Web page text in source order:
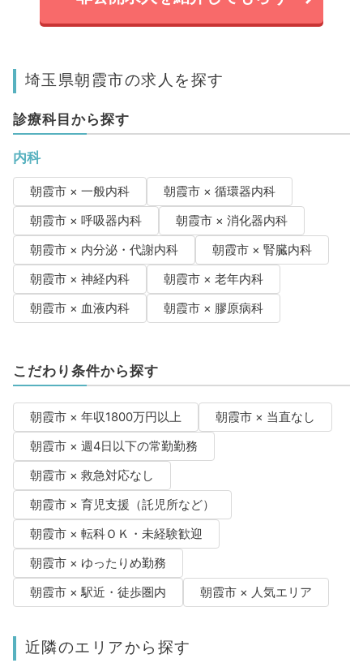
埼玉県朝霞市の求人を探す
診療科目から探す
内科
朝霞市 × 一般内科
朝霞市 × 循環器内科
朝霞市 × 呼吸器内科
朝霞市 × 消化器内科
朝霞市 × 内分泌・代謝内科
朝霞市 × 腎臓内科
朝霞市 × 神経内科
朝霞市 × 老年内科
朝霞市 × 血液内科
朝霞市 × 膠原病科
こだわり条件から探す
朝霞市 × 年収1800万円以上
朝霞市 × 当直なし
朝霞市 × 週4日以下の常勤勤務
朝霞市 × 救急対応なし
朝霞市 × 育児支援（託児所など）
朝霞市 × 転科ＯＫ・未経験歓迎
朝霞市 × ゆったりめ勤務
朝霞市 × 駅近・徒歩圏内
朝霞市 × 人気エリア
近隣のエリアから探す